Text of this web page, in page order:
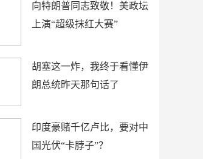
向特朗普同志致敬！美政坛
上演“超级抹红大赛”
胡塞这一炸，我终于看懂伊
朗总统昨天那句话了
印度豪赌千亿卢比，要对中
国光伏“卡脖子”？